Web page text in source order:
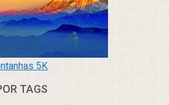
5K
TAGS